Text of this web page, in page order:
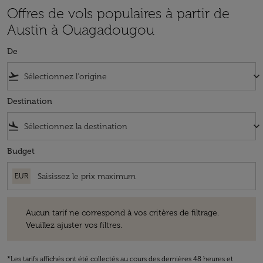
Offres de vols populaires à partir de
Austin à Ouagadougou
De
flight_takeoff keyboard_arrow_down
Destination
flight_land keyboard_arrow_down
Budget
EUR
Aucun tarif ne correspond à vos critères de filtrage.
Veuillez ajuster vos filtres.
*Les tarifs affichés ont été collectés au cours des dernières 48 heures et